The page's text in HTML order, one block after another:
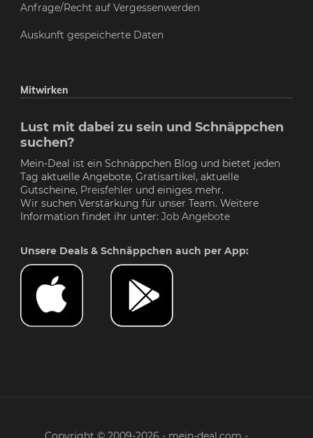
Anfrage/Recht auf Vergessenwerden
Auskunft gespeicherte Daten
Mitwirken
Lust mit dabei zu sein und Schnäppchen
suchen?
Mein-Deal ist ein Schnäppchen Blog und bietet jeden
Tag aktuelle Angebote, Gratisartikel, aktuelle
Gutscheine, Preisfehler und einiges mehr.
Wir suchen Verstärkung für unser Team. Weitere
Information findet ihr unter: Job Angebote
Unsere Deals & Schnäppchen auch per App: